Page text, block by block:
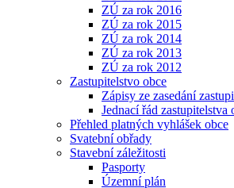
ZÚ za rok 2016
ZÚ za rok 2015
ZÚ za rok 2014
ZÚ za rok 2013
ZÚ za rok 2012
Zastupitelstvo obce
Zápisy ze zasedání
Jednací řád zastupitelstva
Přehled platných vyhlášek obce
Svatební obřady
Stavební záležitosti
Pasporty
Územní plán